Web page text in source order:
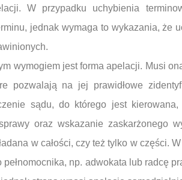
W przypadku uchybienia
jednak wymaga to wykazania, że
wymogiem jest forma apelacji. Musi
pozwalają na jej prawidłowe
sądu, do którego jest
oraz wskazanie zaskarżonego
w całości, czy też tylko w części.
pełnomocnika, np. adwokata lub radcę